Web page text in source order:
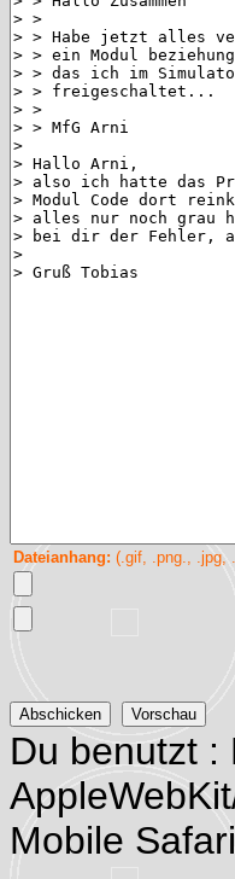
Dateianhang: (.gif, .png., .jpg,
Du benutzt :
Mobile